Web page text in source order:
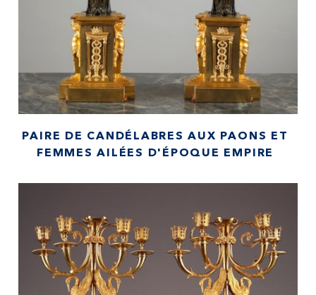
PAIRE DE CANDÉLABRES AUX PAONS ET
FEMMES AILÉES D'ÉPOQUE EMPIRE